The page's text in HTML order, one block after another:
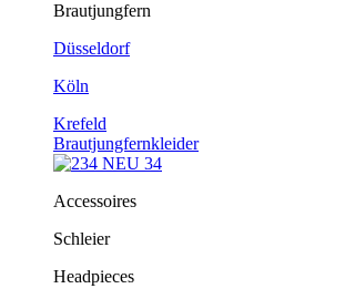
Brautjungfern
Düsseldorf
Köln
Krefeld
Brautjungfernkleider
Accessoires
Schleier
Headpieces